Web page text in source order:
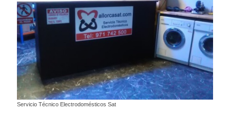
Servicio Técnico Electrodomésticos Sat